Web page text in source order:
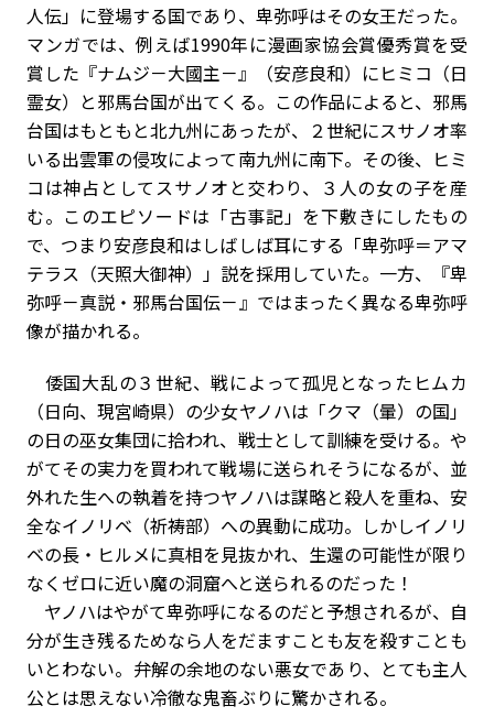
人伝」に登場する国であり、卑弥呼はその女王だった。
マンガでは、例えば1990年に漫画家協会賞優秀賞を受
賞した『ナムジ－大國主－』（安彦良和）にヒミコ（日
霊女）と邪馬台国が出てくる。この作品によると、邪馬
台国はもともと北九州にあったが、２世紀にスサノオ率
いる出雲軍の侵攻によって南九州に南下。その後、ヒミ
コは神占としてスサノオと交わり、３人の女の子を産
む。このエピソードは「古事記」を下敷きにしたもの
で、つまり安彦良和はしばしば耳にする「卑弥呼＝アマ
テラス（天照大御神）」説を採用していた。一方、『卑
弥呼－真説・邪馬台国伝－』ではまったく異なる卑弥呼
像が描かれる。
倭国大乱の３世紀、戦によって孤児となったヒムカ
（日向、現宮崎県）の少女ヤノハは「クマ（暈）の国」
の日の巫女集団に拾われ、戦士として訓練を受ける。や
がてその実力を買われて戦場に送られそうになるが、並
外れた生への執着を持つヤノハは謀略と殺人を重ね、安
全なイノリベ（祈祷部）への異動に成功。しかしイノリ
ベの長・ヒルメに真相を見抜かれ、生還の可能性が限り
なくゼロに近い魔の洞窟へと送られるのだった！
ヤノハはやがて卑弥呼になるのだと予想されるが、自
分が生き残るためなら人をだますことも友を殺すことも
いとわない。弁解の余地のない悪女であり、とても主人
公とは思えない冷徹な鬼畜ぶりに驚かされる。